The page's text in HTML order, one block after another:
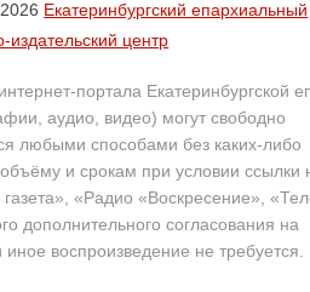
Екатеринбургский епархиальный
центр
портала Екатеринбургской
аудио, видео) могут свободно
любыми способами без каких-либо
и срокам при условии ссылки
«Радио «Воскресение»,
дополнительного согласования на
иное воспроизведение не требуется.